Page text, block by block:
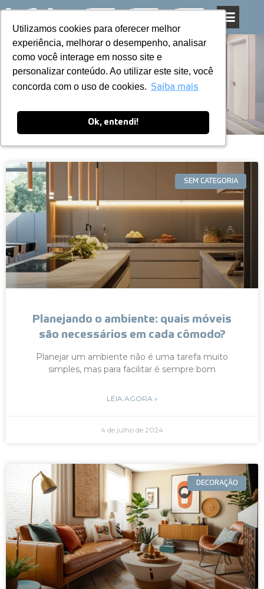
Utilizamos cookies para oferecer melhor
experiência, melhorar o desempenho, analisar
como você interage em nosso site e
personalizar conteúdo. Ao utilizar este site, você
concorda com o uso de cookies. Saiba mais
Ok, entendi!
Utilizamos cookies para oferecer melhor
experiência, melhorar o desempenho, analisar
como você interage em nosso site e
personalizar conteúdo. Ao utilizar este site, você
concorda com o uso de cookies. Saiba mais
Ok, entendi!
Pular
para
o
conteúdo
Blog
SEM CATEGORIA
Planejando o ambiente: quais móveis
são necessários em cada cômodo?
Planejar um ambiente não é uma tarefa muito
simples, mas para facilitar é sempre bom
LEIA AGORA »
4 de julho de 2024
DECORAÇÃO